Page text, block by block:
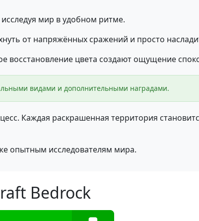
мир в удобном ритме.
от напряжённых сражений и просто
восстановление цвета создают ощущение
видами и дополнительными наградами.
Каждая раскрашенная территория
опытным исследователям мира.
Bedrock